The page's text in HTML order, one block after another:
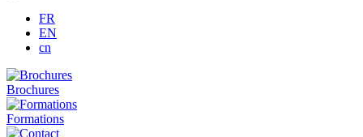
FR
EN
cn
Brochures
Formations